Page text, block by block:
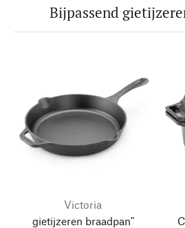
Bijpassend
Victoria
gietijzeren braadpan"